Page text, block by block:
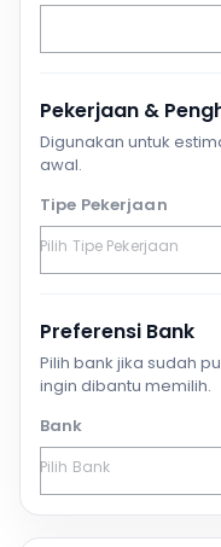
Pekerjaan &
Digunakan untuk
awal.
Tipe Pekerjaan
Preferensi Bank
Pilih bank jika sudah
ingin dibantu memilih.
Bank